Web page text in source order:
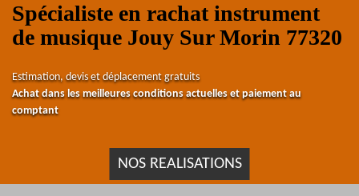
Spécialiste en rachat instrument
de musique Jouy Sur Morin 77320
Estimation, devis et déplacement gratuits
Achat dans les meilleures conditions actuelles et paiement au
comptant
NOS REALISATIONS